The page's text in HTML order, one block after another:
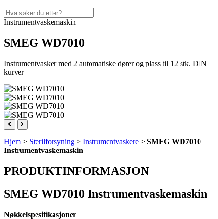
Instrumentvaskemaskin
SMEG WD7010
Instrumentvasker med 2 automatiske dører og plass til 12 stk. DIN
kurver
Hjem > Sterilforsyning > Instrumentvaskere > SMEG WD7010
Instrumentvaskemaskin
PRODUKTINFORMASJON
SMEG WD7010 Instrumentvaskemaskin
Nøkkelspesifikasjoner